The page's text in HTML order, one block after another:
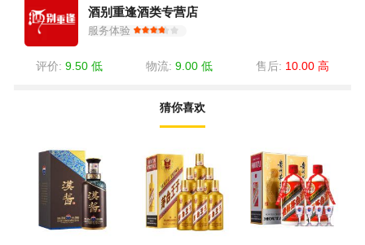
酒别重逢酒类专营店
服务体验
评价: 9.50 低 物流: 9.00 低 售后: 10.00 高
猜你喜欢